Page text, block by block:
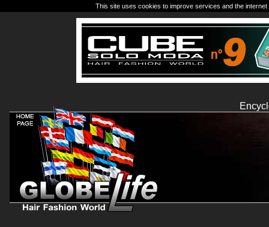
This site uses cookies to improve services and the